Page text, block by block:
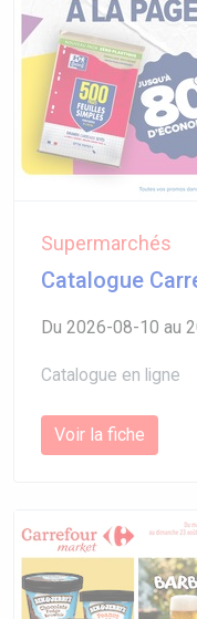
Supermarchés
Catalogue
Du 2026-08-10 au
Catalogue en ligne
Voir la fiche